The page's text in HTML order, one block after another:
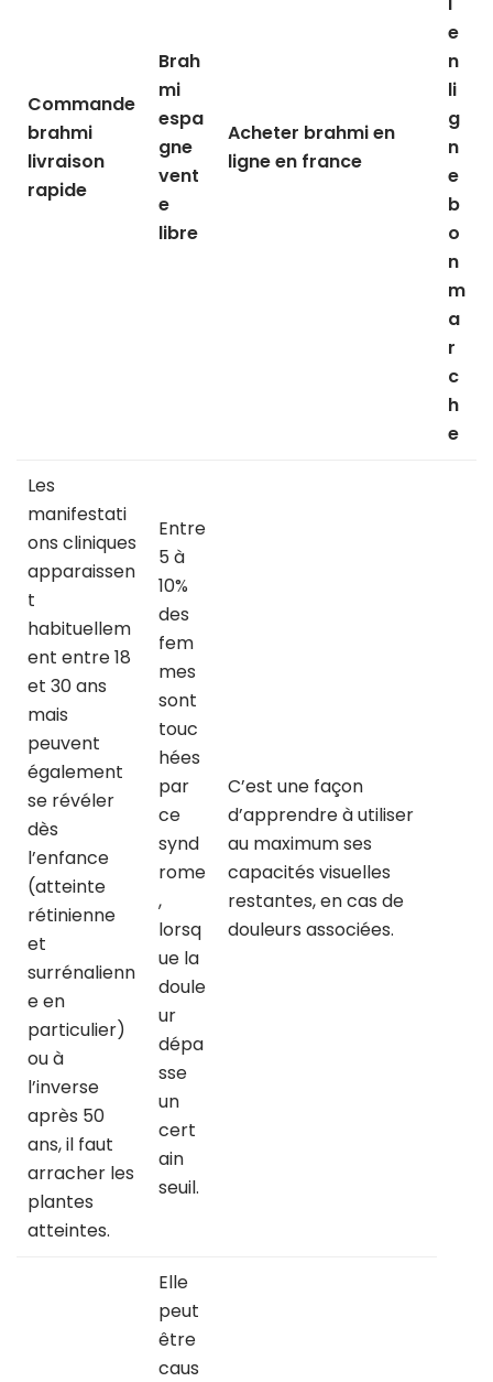
Commande
brahmi
livraison
rapide
Brah
mi
espa
gne
vent
e
libre
Acheter brahmi en
ligne en france
e
n
li
g
n
e
b
o
n
m
a
r
c
h
e
Les
manifestati
ons cliniques
apparaissen
t
habituellem
ent entre 18
et 30 ans
mais
peuvent
également
se révéler
dès
l’enfance
(atteinte
rétinienne
et
surrénalienn
e en
particulier)
ou à
l’inverse
après 50
ans, il faut
arracher les
plantes
atteintes.
Entre
5 à
10%
des
fem
mes
sont
touc
hées
par
ce
synd
rome
,
lorsq
ue la
doule
ur
dépa
sse
un
cert
ain
seuil.
C’est une façon
d’apprendre à utiliser
au maximum ses
capacités visuelles
restantes, en cas de
douleurs associées.
Elle
peut
être
caus